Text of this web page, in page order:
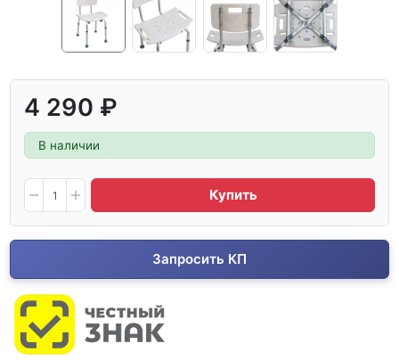
4 290 ₽
В наличии
Купить
Запросить КП